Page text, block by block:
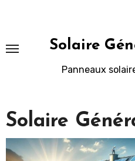
principal
Solaire
Panneaux
Solaire